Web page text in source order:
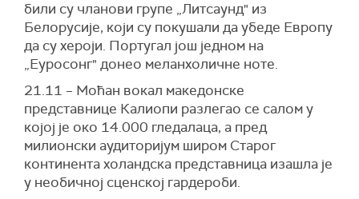
били су чланови групе „Литсаунд" из
Белорусије, који су покушали да убеде Европу
да су хероји. Португал још једном на
„Еуросонг" донео меланхоличне ноте.
21.11 – Моћан вокал македонске
представнице Калиопи разлегао се салом у
којој је око 14.000 гледалаца, а пред
милионски аудиторијум широм Старог
континента холандска представница изашла је
у необичној сценској гардероби.